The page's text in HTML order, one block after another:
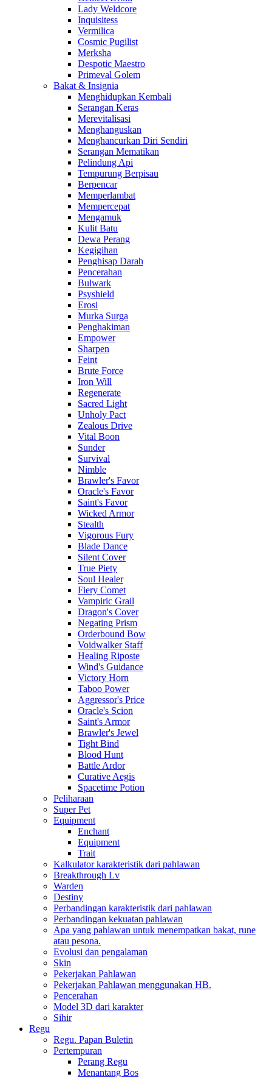
Lady Weldcore
Inquisitess
Vermilica
Cosmic Pugilist
Merksha
Despotic Maestro
Primeval Golem
Bakat & Insignia
Menghidupkan Kembali
Serangan Keras
Merevitalisasi
Menghanguskan
Menghancurkan Diri Sendiri
Serangan Mematikan
Pelindung Api
Tempurung Berpisau
Berpencar
Memperlambat
Mempercepat
Mengamuk
Kulit Batu
Dewa Perang
Kegigihan
Penghisap Darah
Pencerahan
Bulwark
Psyshield
Erosi
Murka Surga
Penghakiman
Empower
Sharpen
Feint
Brute Force
Iron Will
Regenerate
Sacred Light
Unholy Pact
Zealous Drive
Vital Boon
Sunder
Survival
Nimble
Brawler's Favor
Oracle's Favor
Saint's Favor
Wicked Armor
Stealth
Vigorous Fury
Blade Dance
Silent Cover
True Piety
Soul Healer
Fiery Comet
Vampiric Grail
Dragon's Cover
Negating Prism
Orderbound Bow
Voidwalker Staff
Healing Riposte
Wind's Guidance
Victory Horn
Taboo Power
Aggressor's Price
Oracle's Scion
Saint's Armor
Brawler's Jewel
Tight Bind
Blood Hunt
Battle Ardor
Curative Aegis
Spacetime Potion
Peliharaan
Super Pet
Equipment
Enchant
Equipment
Trait
Kalkulator karakteristik dari pahlawan
Breakthrough Lv
Warden
Destiny
Perbandingan karakteristik dari pahlawan
Perbandingan kekuatan pahlawan
Apa yang pahlawan untuk menempatkan bakat, rune
atau pesona.
Evolusi dan pengalaman
Skin
Pekerjakan Pahlawan
Pekerjakan Pahlawan menggunakan HB.
Pencerahan
Model 3D dari karakter
Sihir
Regu
Regu. Papan Buletin
Pertempuran
Perang Regu
Menantang Bos